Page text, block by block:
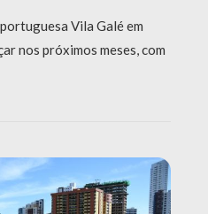
Vila Galé em
nos próximos meses, com